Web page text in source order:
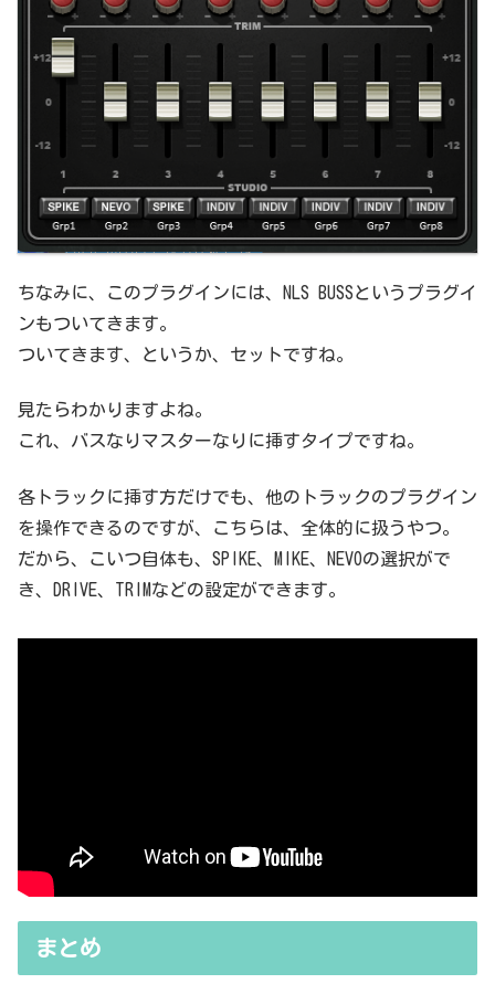
ちなみに、このプラグインには、NLS BUSSというプラグイ
ンもついてきます。
ついてきます、というか、セットですね。
見たらわかりますよね。
これ、バスなりマスターなりに挿すタイプですね。
各トラックに挿す方だけでも、他のトラックのプラグイン
を操作できるのですが、こちらは、全体的に扱うやつ。
だから、こいつ自体も、SPIKE、MIKE、NEVOの選択がで
き、DRIVE、TRIMなどの設定ができます。
まとめ